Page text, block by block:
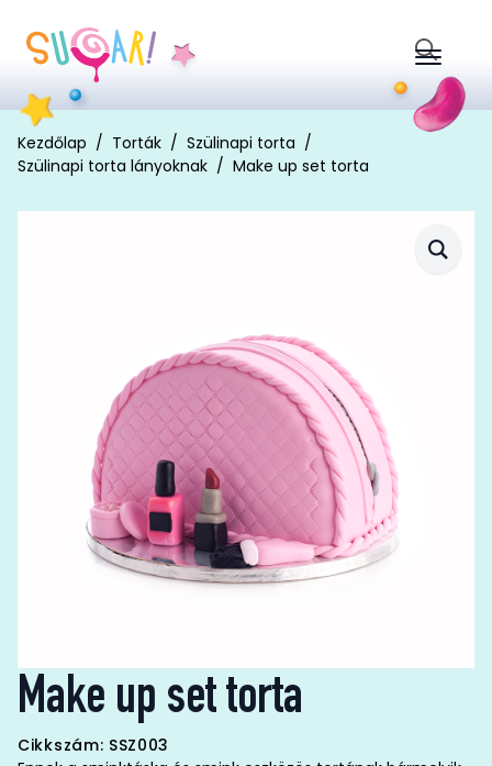
Search
for:
Kezdőlap Torták
Szülinapi torta
Szülinapi torta lányoknak
Make up set torta
Make up set torta
Cikkszám: SSZ003